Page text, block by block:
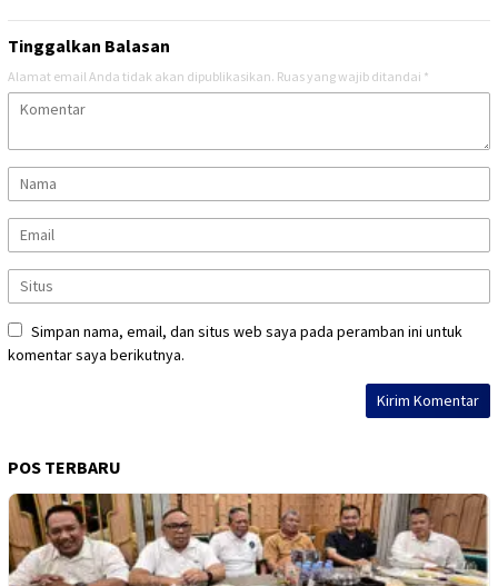
Tinggalkan Balasan
Alamat email Anda tidak akan dipublikasikan. Ruas yang wajib ditandai *
Simpan nama, email, dan situs web saya pada peramban ini untuk
komentar saya berikutnya.
POS TERBARU